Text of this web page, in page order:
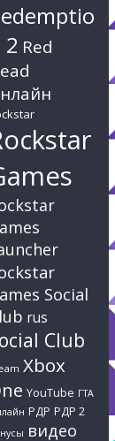
2 Red
Social
rus
Club
Xbox
YouTube ГТА
РДР РДР 2
видео